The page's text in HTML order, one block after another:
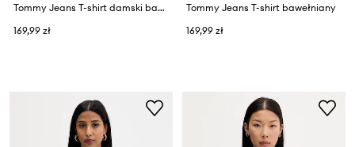
Tommy Jeans T-shirt damski bawełniany z elastanem
169,99 zł
Tommy Jeans T-shirt bawełniany
169,99 zł